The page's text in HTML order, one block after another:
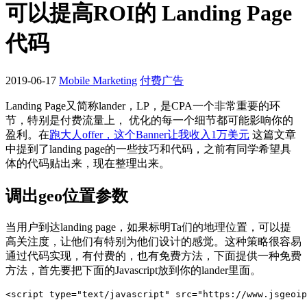
可以提高ROI的 Landing Page
代码
2019-06-17 Mobile Marketing 付费广告
Landing Page又简称lander，LP，是CPA一个非常重要的环
节，特别是付费流量上， 优化的每一个细节都可能影响你的
盈利。在跑大人offer，这个Banner让我收入1万美元 这篇文章
中提到了landing page的一些技巧和代码，之前有同学希望具
体的代码贴出来，现在整理出来。
调出geo位置参数
当用户到达landing page，如果标明Ta们的地理位置，可以提
高关注度，让他们有特别为他们设计的感觉。这种策略很容易
通过代码实现，有付费的，也有免费方法，下面提供一种免费
方法，首先要把下面的Javascript放到你的lander里面。
<script type="text/javascript" src="https://